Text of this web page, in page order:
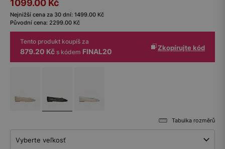
1099.00 Kč
Nejnižší cena za 30 dní: 1499.00 Kč
Původní cena: 2299.00 Kč
Tento produkt koupíš za
879.20 Kč s kódem FINAL20 Zkopírujte kód
Tabulka rozměrů
Vyberte veľkosť